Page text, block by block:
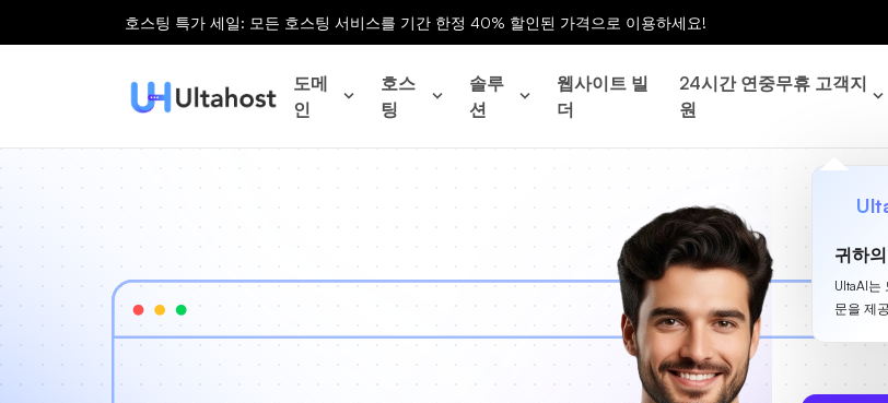
호스팅 특가 세일: 모든 호스팅 서비스를 기간 한정 40% 할인된 가격으로 이용하세요!
도메
인
호스
팅
솔루
션
웹사이트 빌
더
24시간 연중무휴 고객지
원
귀하
UltaAI는
문을 제